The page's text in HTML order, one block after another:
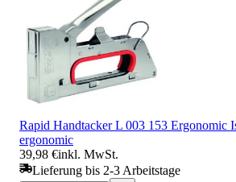
Rapid Handtacker L 003 153 Ergonomic
ergonomic
39,98 €inkl. MwSt.
Lieferung bis 2-3 Arbeitstage